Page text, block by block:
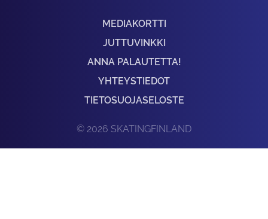
MEDIAKORTTI
JUTTUVINKKI
ANNA PALAUTETTA!
YHTEYSTIEDOT
TIETOSUOJASELOSTE
© 2026 SKATINGFINLAND